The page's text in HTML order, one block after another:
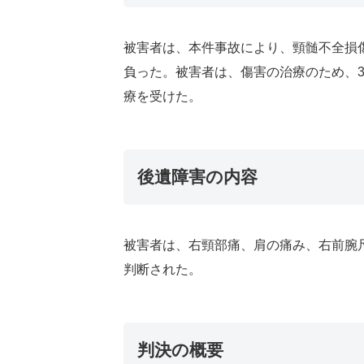
被害者は、本件事故により、頸髄不全
負った。被害者は、傷害の治療のため
療を受けた。
後遺障害の内容
被害者は、右頸部痛、肩の痛み、右前
判断された。
判決の概要